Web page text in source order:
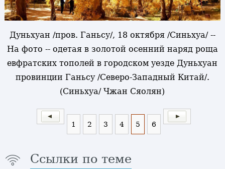
Дуньхуан /пров. Ганьсу/, 18 октября /Синьхуа/ --
На фото -- одетая в золотой осенний наряд роща
евфратских тополей в городском уезде Дуньхуан
провинции Ганьсу /Северо-Западный Китай/.
(Синьхуа/ Чжан Сяолян)
1 2 3 4 5 6
Ссылки по теме